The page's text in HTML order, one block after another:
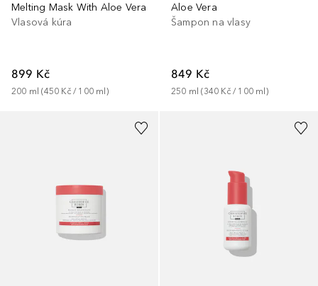
Melting Mask With Aloe Vera
Vlasová kúra
899 Kč
200 ml (450 Kč / 100 ml)
Aloe Vera
Šampon na vlasy
849 Kč
250 ml (340 Kč / 100 ml)